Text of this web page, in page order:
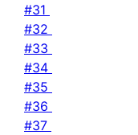
#31
#32
#33
#34
#35
#36
#37